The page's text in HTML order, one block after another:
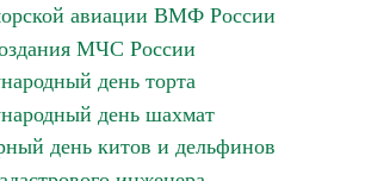
авиации ВМФ России
МЧС России
день торта
день шахмат
день китов и дельфинов